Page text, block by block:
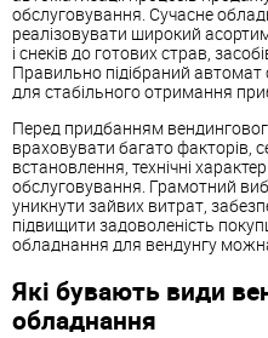
обслуговування. Сучасне
реалізовувати широкий
і снеків до готових страв,
Правильно підібраний
для стабільного отримання
Перед придбанням
враховувати багато факторів,
встановлення, технічні
обслуговування. Грамотний
уникнути зайвих витрат,
підвищити задоволеність
обладнання для вендунгу
Які бувають види
обладнання